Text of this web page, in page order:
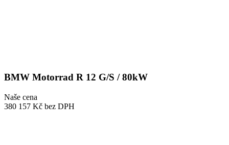
BMW Motorrad R 12 G/S / 80kW
Naše cena
380 157 Kč bez DPH